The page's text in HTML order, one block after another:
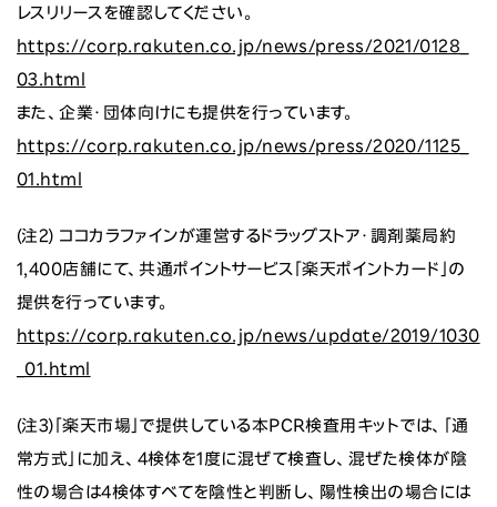
レスリリースを確認してください。
https://corp.rakuten.co.jp/news/press/2021/0128_
03.html
また、企業・団体向けにも提供を行っています。
https://corp.rakuten.co.jp/news/press/2020/1125_
01.html
(注2) ココカラファインが運営するドラッグストア・調剤薬局約
1,400店舗にて、共通ポイントサービス「楽天ポイントカード」の
提供を行っています。
https://corp.rakuten.co.jp/news/update/2019/1030
_01.html
(注3)「楽天市場」で提供している本PCR検査用キットでは、「通
常方式」に加え、4検体を1度に混ぜて検査し、混ぜた検体が陰
性の場合は4検体すべてを陰性と判断し、陽性検出の場合には